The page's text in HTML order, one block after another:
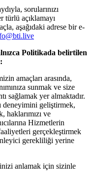
sorularınızı
türlü açıklamayı
aşağıdaki adrese bir e-
Politikada belirtilen
amaçları arasında,
sunmak ve size
sağlamak yer almaktadır.
deneyimini geliştirmek,
ve
Hizmetlerin
gerçekleştirmek
gerekliliği yerine
anlamak için sizinle